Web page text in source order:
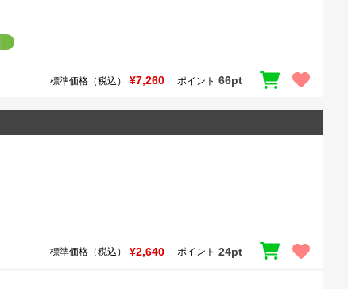
標準価格（税込） ¥7,260 ポイント 66pt
標準価格（税込） ¥2,640 ポイント 24pt